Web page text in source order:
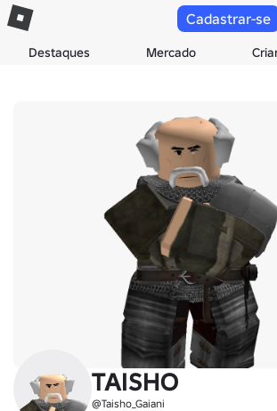
Destaques Mercado
Cadastrar-se
TAISHO
@Taisho_Gaiani